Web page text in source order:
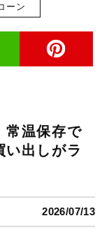
ーン
常温保存で
い出しがラ
2026/07/13